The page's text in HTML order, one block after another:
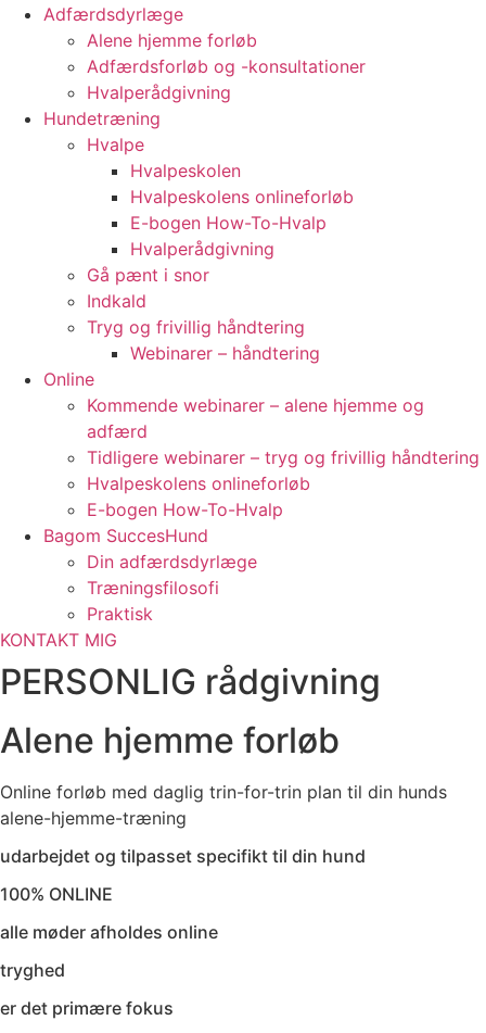
Adfærdsdyrlæge
Alene hjemme forløb
Adfærdsforløb og -konsultationer
Hvalperådgivning
Hundetræning
Hvalpe
Hvalpeskolen
Hvalpeskolens onlineforløb
E-bogen How-To-Hvalp
Hvalperådgivning
Gå pænt i snor
Indkald
Tryg og frivillig håndtering
Webinarer – håndtering
Online
Kommende webinarer – alene hjemme og
adfærd
Tidligere webinarer – tryg og frivillig håndtering
Hvalpeskolens onlineforløb
E-bogen How-To-Hvalp
Bagom SuccesHund
Din adfærdsdyrlæge
Træningsfilosofi
Praktisk
KONTAKT MIG
PERSONLIG rådgivning
Alene hjemme forløb
Online forløb med daglig trin-for-trin plan til din hunds
alene-hjemme-træning
udarbejdet og tilpasset specifikt til din hund
100% ONLINE
alle møder afholdes online
tryghed
er det primære fokus